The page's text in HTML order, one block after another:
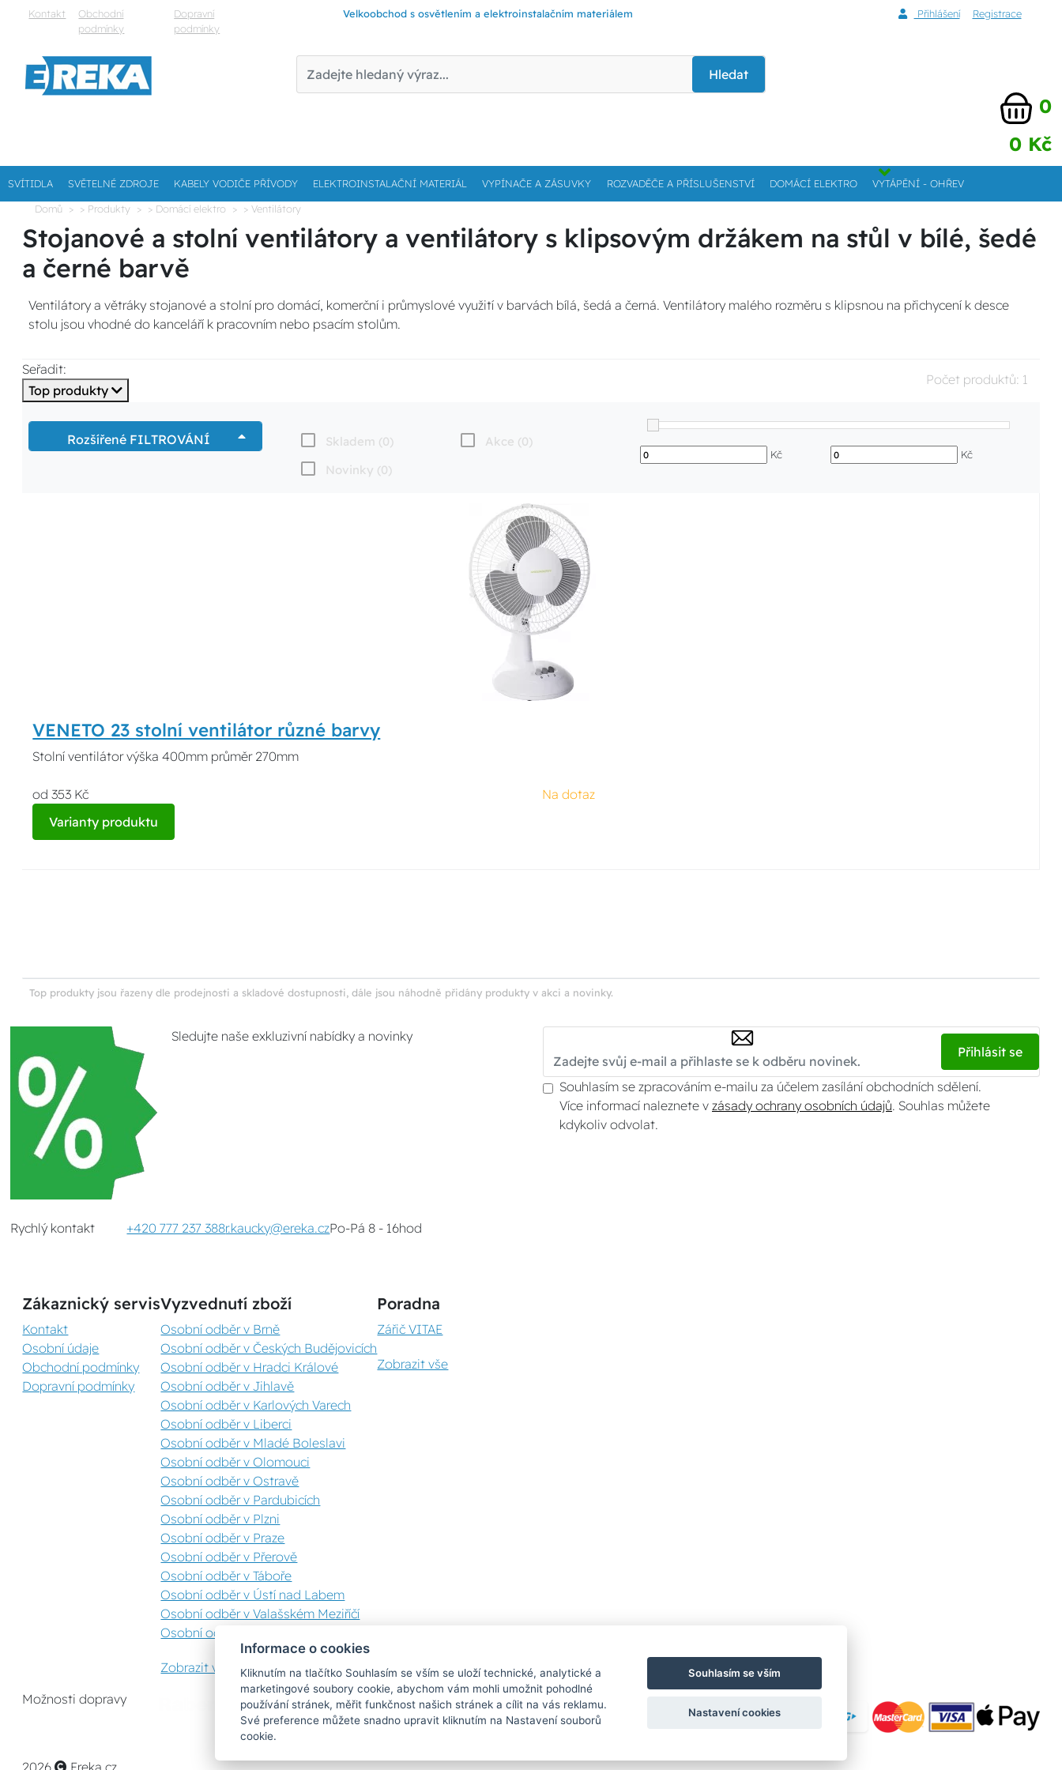
Kontakt
Obchodní
podmínky
Dopravní
podmínky
Velkoobchod s osvětlením a elektroinstalačním materiálem Přihlášení Registrace
Hledat
0
0 Kč
SVÍTIDLA SVĚTELNÉ ZDROJE KABELY VODIČE PŘÍVODY ELEKTROINSTALAČNÍ MATERIÁL VYPÍNAČE A ZÁSUVKY ROZVADĚČE A PŘÍSLUŠENSTVÍ DOMÁCÍ ELEKTRO VYTÁPĚNÍ - OHŘEV
Domů > Produkty > Domácí elektro > Ventilátory
Stojanové a stolní ventilátory a ventilátory s klipsovým držákem na stůl v bílé, šedé
a černé barvě
Ventilátory a větráky stojanové a stolní pro domácí, komerční i průmyslové využití v barvách bílá, šedá a černá. Ventilátory malého rozměru s klipsnou na přichycení k desce
stolu jsou vhodné do kanceláří k pracovním nebo psacím stolům.
Seřadit:
Top produkty
Počet produktů: 1
Rozšířené FILTROVÁNÍ Skladem (0)
Akce (0)
Novinky (0)
Kč Kč
VENETO 23 stolní ventilátor různé barvy
Stolní ventilátor výška 400mm průměr 270mm
od 353 Kč
Na dotaz
Varianty produktu
Top produkty jsou řazeny dle prodejnosti a skladové dostupnosti, dále jsou náhodně přidány produkty v akci a novinky.
Sledujte naše exkluzivní nabídky a novinky
Přihlásit se
Souhlasím se zpracováním e-mailu za účelem zasílání obchodních sdělení.
Více informací naleznete v zásady ochrany osobních údajů. Souhlas můžete
kdykoliv odvolat.
Rychlý kontakt +420 777 237 388r.kaucky@ereka.czPo-Pá 8 - 16hod
Zákaznický servis
Kontakt
Osobní údaje
Obchodní podmínky
Dopravní podmínky
Vyzvednutí zboží
Osobní odběr v Brně
Osobní odběr v Českých Budějovicích
Osobní odběr v Hradci Králové
Osobní odběr v Jihlavě
Osobní odběr v Karlových Varech
Osobní odběr v Liberci
Osobní odběr v Mladé Boleslavi
Osobní odběr v Olomouci
Osobní odběr v Ostravě
Osobní odběr v Pardubicích
Osobní odběr v Plzni
Osobní odběr v Praze
Osobní odběr v Přerově
Osobní odběr v Táboře
Osobní odběr v Ústí nad Labem
Osobní odběr v Valašském Meziříčí
Osobní odběr v Zlíně
Zobrazit vše
Poradna
Zářič VITAE
Zobrazit vše
Možnosti dopravy Bezpečná a rychlá platba
Informace o cookies
Kliknutím na tlačítko Souhlasím se vším se uloží technické, analytické a
marketingové soubory cookie, abychom vám mohli umožnit pohodlné
používání stránek, měřit funkčnost našich stránek a cílit na vás reklamu.
Své preference můžete snadno upravit kliknutím na Nastavení souborů
cookie.
Souhlasím se vším
Nastavení cookies